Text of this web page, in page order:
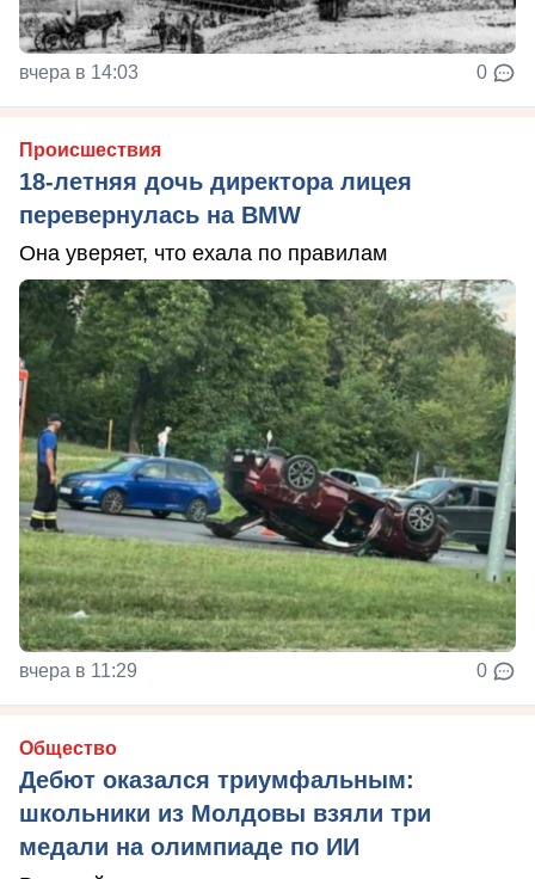
вчера в 14:03 0
Происшествия
18-летняя дочь директора лицея
перевернулась на BMW
Она уверяет, что ехала по правилам
вчера в 11:29 0
Общество
Дебют оказался триумфальным:
школьники из Молдовы взяли три
медали на олимпиаде по ИИ